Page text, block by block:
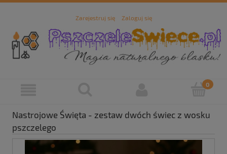
Zarejestruj się Zaloguj się
Nastrojowe Święta - zestaw dwóch świec z wosku
pszczelego